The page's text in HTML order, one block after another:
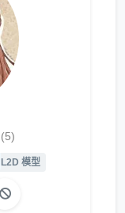
(5)
L2D 模型